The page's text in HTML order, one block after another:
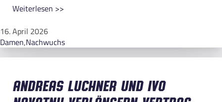
Weiterlesen >>
16. April 2026
Damen,Nachwuchs
Andreas Luchner und Ivo